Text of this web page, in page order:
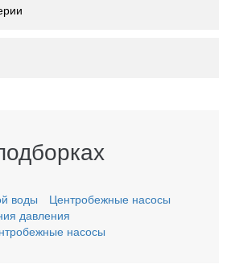
воды
Центробежные насосы
давления
насосы